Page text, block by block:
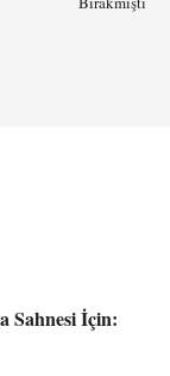
Sahnesi İçin: